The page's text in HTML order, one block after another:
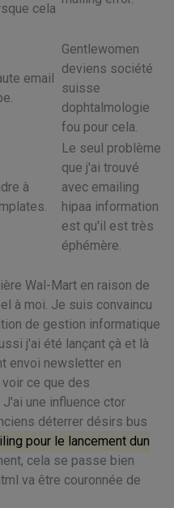
cela
email
Gentlewomen
deviens société
suisse
dophtalmologie
fou pour cela.
à
Le seul problème
que j'ai trouvé
avec emailing
hipaa information
est qu'il est très
éphémère.
Wal-Mart en raison de
à moi. Je suis convaincu
de gestion informatique
j'ai été lançant çà et là
envoi newsletter en
ce que des
J'ai une influence ctor
déterrer désirs bus
pour le lancement dun
cela se passe bien
va être couronnée de